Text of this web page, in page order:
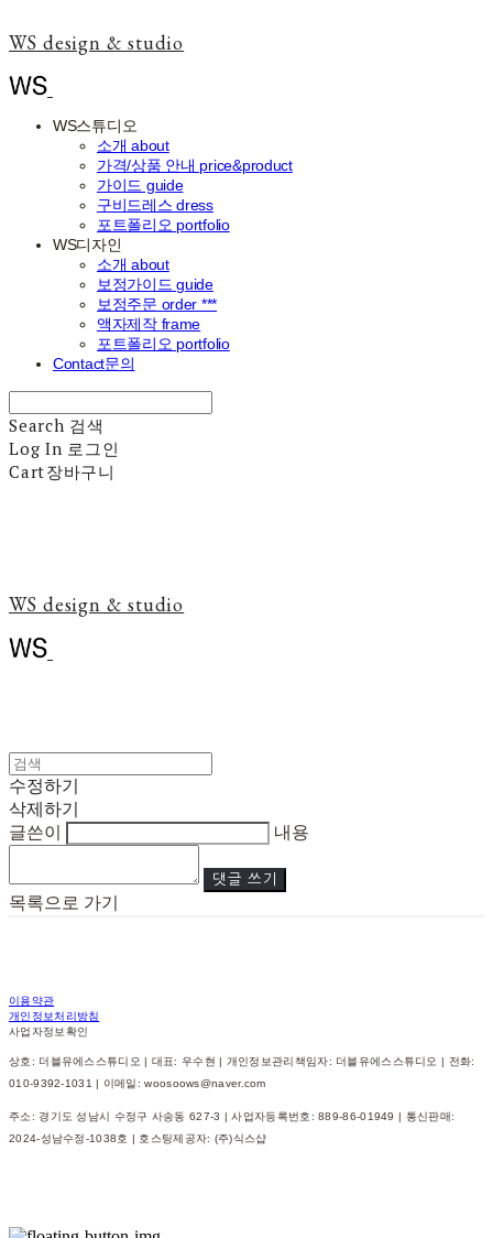
WS design & studio
WS스튜디오
소개 about
가격/상품 안내 price&product
가이드 guide
구비드레스 dress
포트폴리오 portfolio
WS디자인
소개 about
보정가이드 guide
보정주문 order ***
액자제작 frame
포트폴리오 portfolio
Contact문의
Search 검색
Log In 로그인
Cart장바구니
WS design & studio
수정하기
삭제하기
글쓴이
내용
댓글 쓰기
목록으로 가기
이용약관
개인정보처리방침
사업자정보확인
상호: 더블유에스스튜디오 | 대표: 우수현 | 개인정보관리책임자: 더블유에스스튜디오 | 전화:
010-9392-1031 | 이메일: woosoows@naver.com
주소: 경기도 성남시 수정구 사송동 627-3 | 사업자등록번호:889-86-01949 | 통신판매:
2024-성남수정-1038호 | 호스팅제공자: (주)식스샵